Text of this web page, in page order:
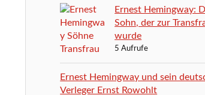
Ernest Hemingway:
Sohn, der zur
wurde
5 Aufrufe
Ernest Hemingway und sein
Verleger Ernst Rowohlt